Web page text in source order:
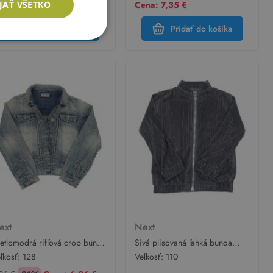
7,35 €
Cena: 7,35 €
Pridať do košíka
rifľová crop bunda
128
Next
Sivá plisovaná ľahká bunda
Next
Veľkosť: 110
VŠETKO